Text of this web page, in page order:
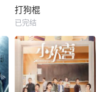
打狗棍
已完结